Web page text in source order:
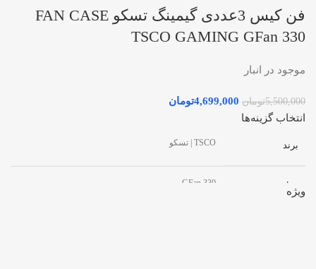
فن کیس 3عددی گیمینگ تسکو FAN CASE
TSCO GAMING GFan 330
موجود در انبار
5,500,000تومان 4,699,000تومان
انتخاب گزینه‌ها
برند TSCO | تسکو
مدل GFan 330
ویژه